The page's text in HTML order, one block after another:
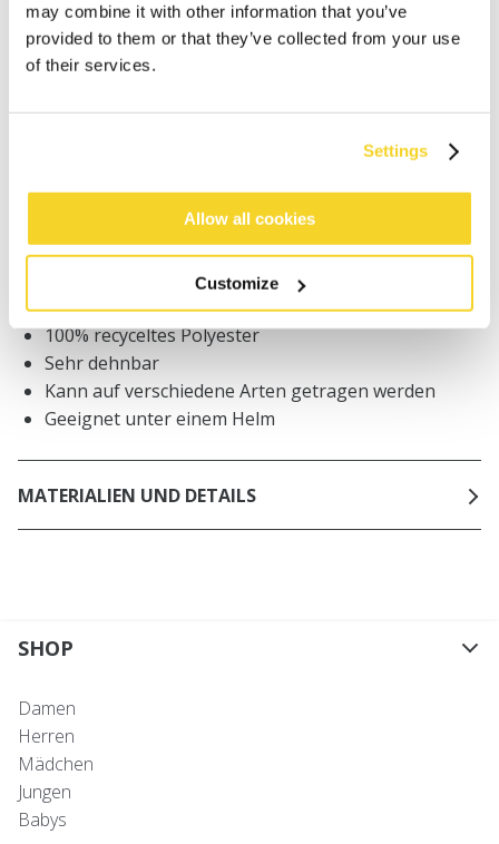
may combine it with other information that you’ve
provided to them or that they’ve collected from your use
of their services.
Settings
Allow all cookies
Customize
Bestellungen, die vor 12 Uhr MEZ (Montag bis
Freitag) bei uns eingehen, werden noch am selben
Kostenlose Lieferung für Bestellungen über 50€
BESCHREIBUNG
Unisex Multifunktionstuch mit Fleece unten
100% recyceltes Polyester
Sehr dehnbar
Kann auf verschiedene Arten getragen werden
Geeignet unter einem Helm
MATERIALIEN UND DETAILS
SHOP
Damen
Herren
Mädchen
Jungen
Babys